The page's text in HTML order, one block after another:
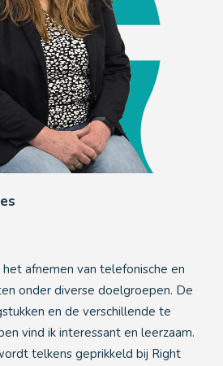
het afnemen van telefonische en
onder diverse doelgroepen. De
en de verschillende te
vind ik interessant en leerzaam.
telkens geprikkeld bij Right